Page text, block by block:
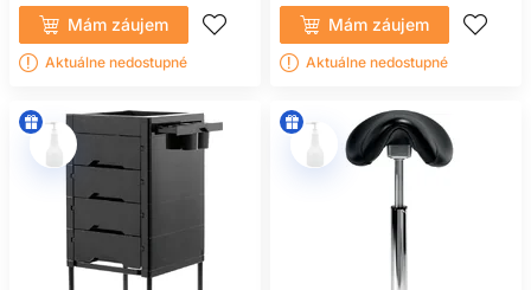
Mám záujem
Aktuálne nedostupné
Mám záujem
Aktuálne nedostupné